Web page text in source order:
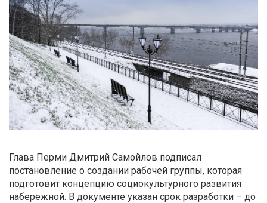
Глава Перми Дмитрий Самойлов подписал
постановление о создании рабочей группы, которая
подготовит концепцию социокультурного развития
набережной. В документе указан срок разработки – до